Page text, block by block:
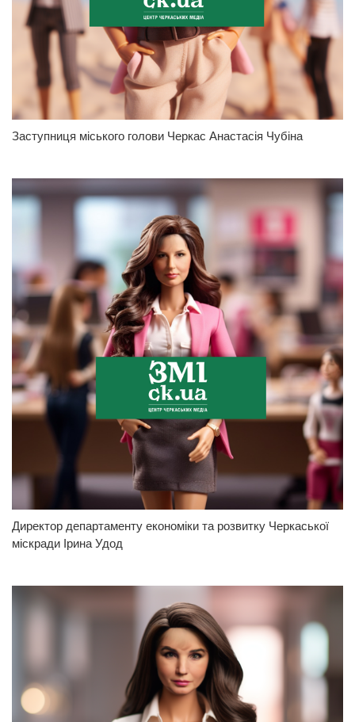
Заступниця міського голови Черкас Анастасія Чубіна
Директор департаменту економіки та розвитку Черкаської
міскради Ірина Удод